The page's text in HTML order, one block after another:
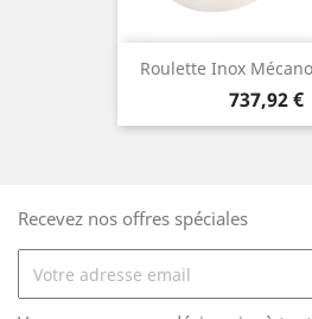
Roulette Inox
Prix
737,92 €
Recevez nos offres spéciales